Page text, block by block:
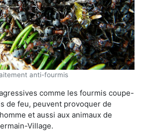
anti-fourmis
comme les fourmis coupe-
de feu, peuvent provoquer de
et aussi aux animaux de
Village.